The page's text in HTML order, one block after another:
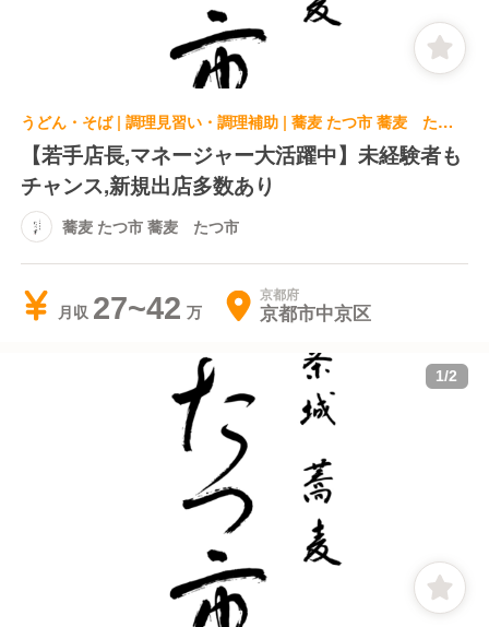
うどん・そば | 調理見習い・調理補助 | 蕎麦 たつ市 蕎麦 たつ市
【若手店長,マネージャー大活躍中】未経験者も
チャンス,新規出店多数あり
蕎麦 たつ市 蕎麦 たつ市
月収 27~42 京都府
京都市中京区
1/2